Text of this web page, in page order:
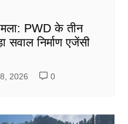
PWD के तीन
सवाल निर्माण एजेंसी
2026 0